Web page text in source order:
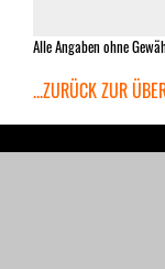
Alle Angaben ohne
...ZURÜCK ZUR